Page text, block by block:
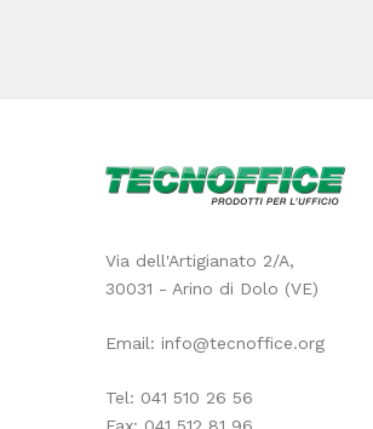
Via dell'Artigianato 2/A,
30031 - Arino di Dolo (VE)
Email: info@tecnoffice.org
Tel: 041 510 26 56
Fax: 041 512 81 96